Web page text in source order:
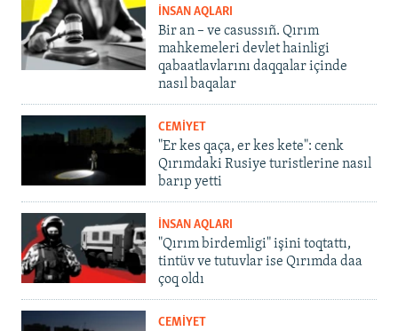
İNSAN AQLARI
Bir an – ve casussıñ. Qırım
mahkemeleri devlet hainligi
qabaatlavlarını daqqalar içinde
nasıl baqalar
CEMİYET
"Er kes qaça, er kes kete": cenk
Qırımdaki Rusiye turistlerine nasıl
barıp yetti
İNSAN AQLARI
"Qırım birdemligi" işini toqtattı,
tintüv ve tutuvlar ise Qırımda daa
çoq oldı
CEMİYET